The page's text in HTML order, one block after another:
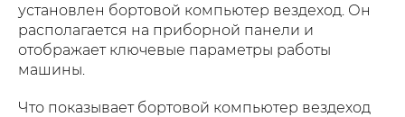
установлен бортовой компьютер вездеход. Он
располагается на приборной панели и
отображает ключевые параметры работы
машины.
Что показывает бортовой компьютер вездеход